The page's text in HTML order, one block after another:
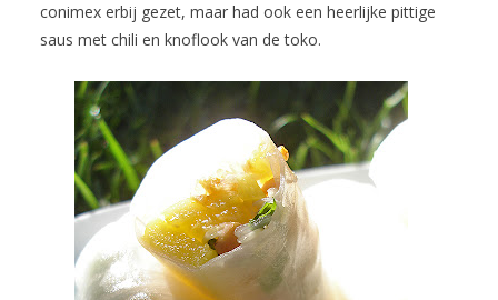
conimex erbij gezet, maar had ook een heerlijke pittige
saus met chili en knoflook van de toko.